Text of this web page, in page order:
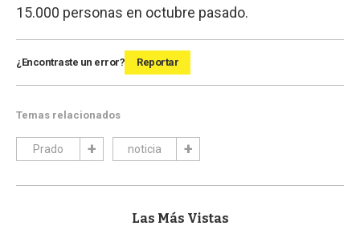
15.000 personas en octubre pasado.
¿Encontraste un error? Reportar
Temas relacionados
Prado noticia
Las Más Vistas